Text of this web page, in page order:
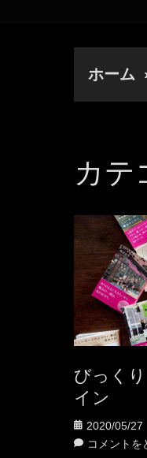
ホーム
カテ
びっく
イン
投
稿
2020/05/27
コメントを